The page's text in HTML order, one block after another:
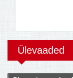
Ülevaaded